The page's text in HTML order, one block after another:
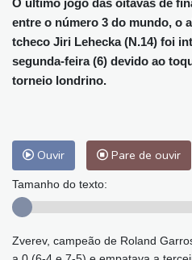
entre o número 3 do mundo, o
tcheco Jiri Lehecka (N.14) foi
segunda-feira (6) devido ao
torneio londrino.
Ouvir Pare de ouvir
Tamanho do texto:
Zverev, campeão de Roland